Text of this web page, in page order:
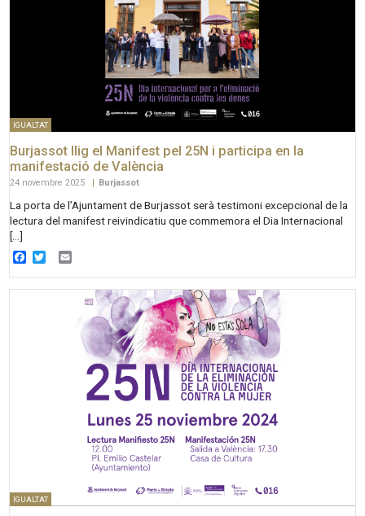
IGUALTAT
Burjassot llig el Manifest pel 25N i participa en la
manifestació de València
24 novembre 2025 | Burjassot
La porta de l’Ajuntament de Burjassot serà testimoni excepcional de la
lectura del manifest reivindicatiu que commemora el Dia Internacional
[…]
Facebook
Twitter
IGUALTAT